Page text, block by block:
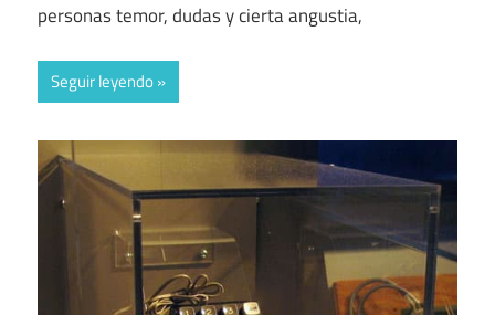
personas temor, dudas y cierta angustia,
Seguir leyendo